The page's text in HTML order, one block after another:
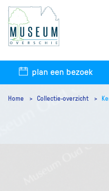
plan een bezoek
Home Collectie-overzicht